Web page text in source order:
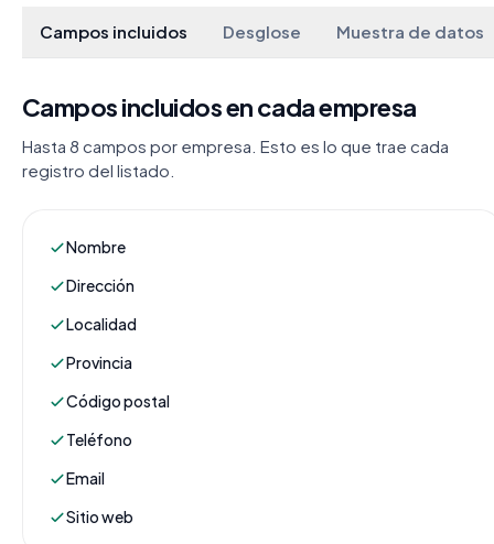
Campos incluidos Desglose Muestra de datos
Campos incluidos en cada empresa
Hasta 8 campos por empresa. Esto es lo que trae cada
registro del listado.
Nombre
Dirección
Localidad
Provincia
Código postal
Teléfono
Email
Sitio web